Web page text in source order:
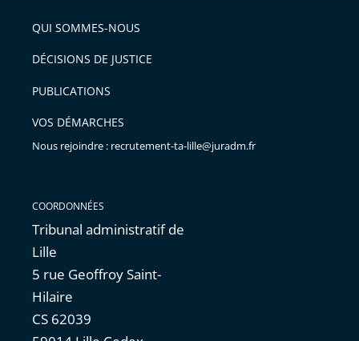
arriver
après
l'article
pour
avant
QUI SOMMES-NOUS
DÉCISIONS DE JUSTICE
PUBLICATIONS
VOS DÉMARCHES
Nous rejoindre : recrutement-ta-lille@juradm.fr
COORDONNÉES
Tribunal administratif de
Lille
5 rue Geoffroy Saint-
Hilaire
CS 62039